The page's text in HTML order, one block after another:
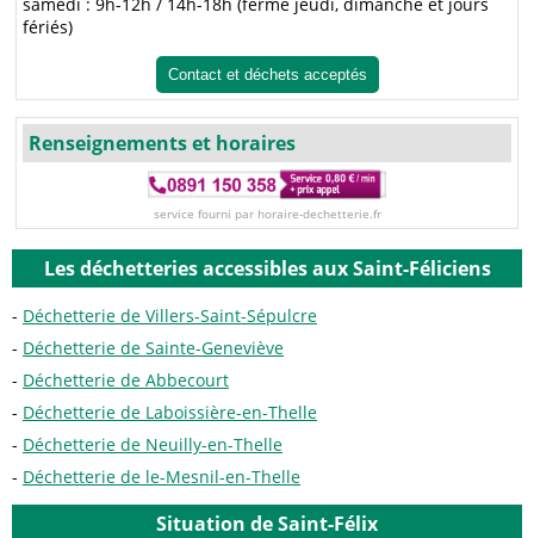
samedi : 9h-12h / 14h-18h (fermé jeudi, dimanche et jours
fériés)
Contact et déchets acceptés
Renseignements et horaires
service fourni par horaire-dechetterie.fr
Les déchetteries accessibles aux Saint-Féliciens
Déchetterie de Villers-Saint-Sépulcre
Déchetterie de Sainte-Geneviève
Déchetterie de Abbecourt
Déchetterie de Laboissière-en-Thelle
Déchetterie de Neuilly-en-Thelle
Déchetterie de le-Mesnil-en-Thelle
Situation de Saint-Félix